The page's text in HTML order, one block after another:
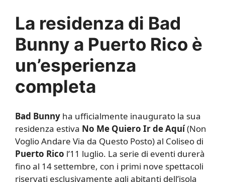
La residenza di Bad
Bunny a Puerto Rico è
un’esperienza
completa
Bad Bunny ha ufficialmente inaugurato la sua
residenza estiva No Me Quiero Ir de Aquí(Non
Voglio Andare Via da Questo Posto) al Coliseo di
Puerto Rico l’11 luglio. La serie di eventi durerà
fino al 14 settembre, con i primi nove spettacoli
riservati esclusivamente agli abitanti dell’isola